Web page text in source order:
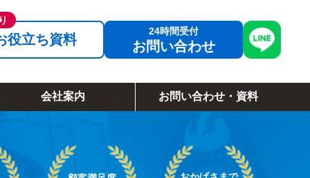
役立ち資料 お問い合わせ
会社案内 お問い合わせ・資料